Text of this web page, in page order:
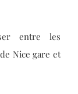
entre les
Nice gare et